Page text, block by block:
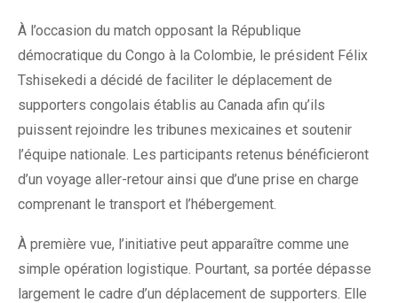
À l’occasion du match opposant la République
démocratique du Congo à la Colombie, le président Félix
Tshisekedi a décidé de faciliter le déplacement de
supporters congolais établis au Canada afin qu’ils
puissent rejoindre les tribunes mexicaines et soutenir
l’équipe nationale. Les participants retenus bénéficieront
d’un voyage aller-retour ainsi que d’une prise en charge
comprenant le transport et l’hébergement.
À première vue, l’initiative peut apparaître comme une
simple opération logistique. Pourtant, sa portée dépasse
largement le cadre d’un déplacement de supporters. Elle